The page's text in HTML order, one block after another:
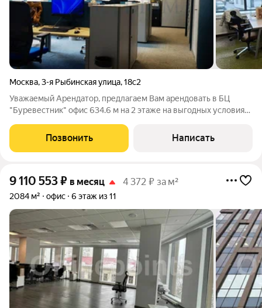
Москва,3-я Рыбинская улица,18с2
Уважаемый Арендатор, предлагаем Вам арендовать в БЦ
"Буревестник" офис 634.6 м на 2 этаже на выгодных условиях.
Центральное кондиционирование. Пожарная сигнализация.
Электрическая мощность: 60кВт.
Позвонить Написать
9 110 553₽ в месяц 4 372 ₽ за м²
2084 м² офис 6 этаж из 11